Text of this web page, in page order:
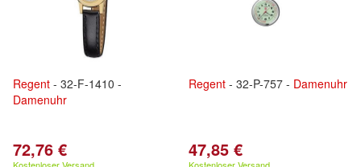
Regent - 32-F-1410 -
Damenuhr
72,76 €
Regent - 32-P-757 - Damenuhr
47,85 €